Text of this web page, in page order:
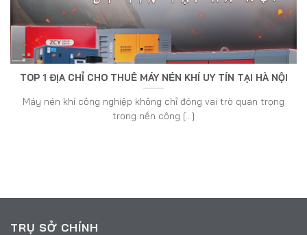
TOP 1 ĐỊA CHỈ CHO THUÊ MÁY NÉN KHÍ UY TÍN TẠI HÀ NỘI
Máy nén khí công nghiệp không chỉ đóng vai trò quan trọng
trong nền công [...]
TRỤ SỞ CHÍNH